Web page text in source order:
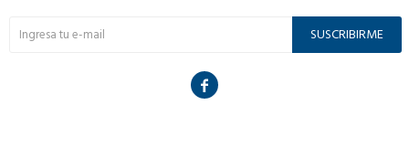
SUSCRIBIRME
